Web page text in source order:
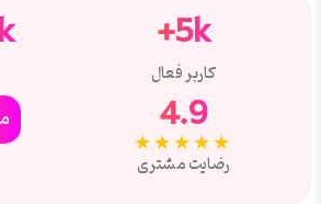
5k+
کاربر فعال
4.9
★★★★★
رضایت مشتری